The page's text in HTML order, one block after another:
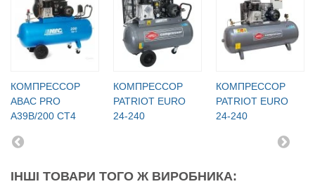
КОМПРЕССОР
ABAC PRO
A39B/200 CT4
КОМПРЕССОР
PATRIOT EURO
24-240
КОМПРЕССОР
PATRIOT EURO
24-240
ІНШІ ТОВАРИ ТОГО Ж ВИРОБНИКА: